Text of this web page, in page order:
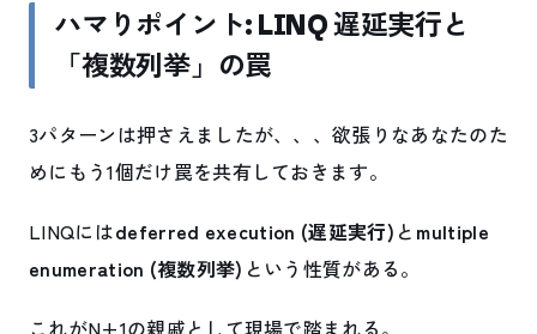
ハマりポイント: LINQ 遅延実行と
「複数列挙」の罠
3パターンは押さえましたが、、、欲張りなあなたのた
めにもう1個だけ罠を共有しておきます。
LINQにはdeferred execution (遅延実行) と multiple
enumeration (複数列挙) という性質がある。
これがN+1の親戚として現場で踏まれる。